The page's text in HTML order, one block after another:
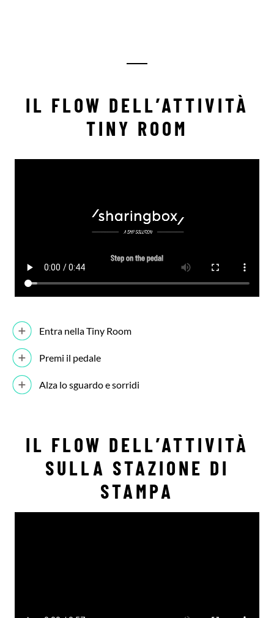
IL FLOW DELL’ATTIVITÀ
TINY ROOM
Entra nella Tiny Room
Premi il pedale
Alza lo sguardo e sorridi
IL FLOW DELL’ATTIVITÀ
SULLA STAZIONE DI
STAMPA